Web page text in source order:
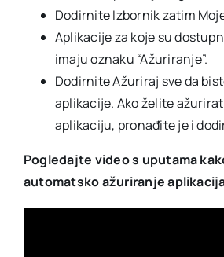
Dodirnite Izbornik zatim
Aplikacije za koje su
imaju oznaku “Ažuriranje”.
Dodirnite Ažuriraj sve da
aplikacije. Ako želite
aplikaciju, pronađite je i
Pogledajte video s uputama
automatsko ažuriranje